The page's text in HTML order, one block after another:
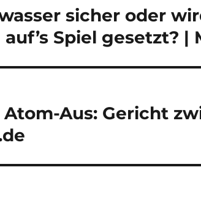
sicher oder
Spiel gesetzt? |
Aus: Gericht